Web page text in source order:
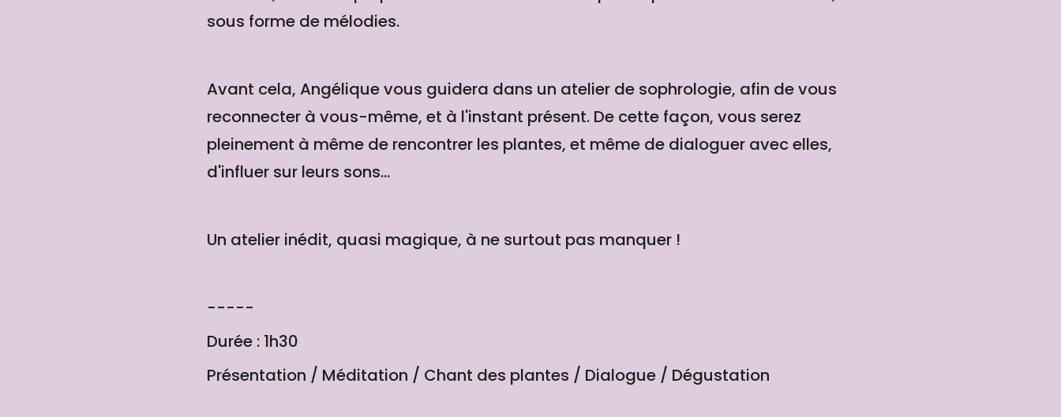
sous forme de mélodies.
Avant cela, Angélique vous guidera dans un atelier de sophrologie, afin de vous
reconnecter à vous-même, et à l'instant présent. De cette façon, vous serez
pleinement à même de rencontrer les plantes, et même de dialoguer avec elles,
d'influer sur leurs sons...
Un atelier inédit, quasi magique, à ne surtout pas manquer !
-----
Durée : 1h30
Présentation / Méditation / Chant des plantes / Dialogue / Dégustation